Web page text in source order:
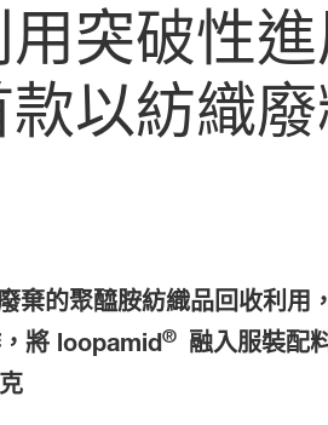
突破性
以紡織
棄的聚醯胺紡織品回收利用
將 loopamid®
融入服裝配